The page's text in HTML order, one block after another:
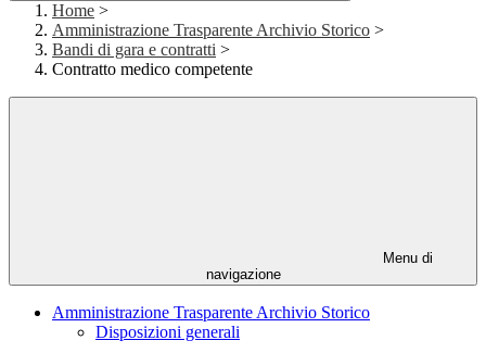
Home >
Amministrazione Trasparente Archivio Storico >
Bandi di gara e contratti >
Contratto medico competente
Menu di
navigazione
Amministrazione Trasparente Archivio Storico
Disposizioni generali